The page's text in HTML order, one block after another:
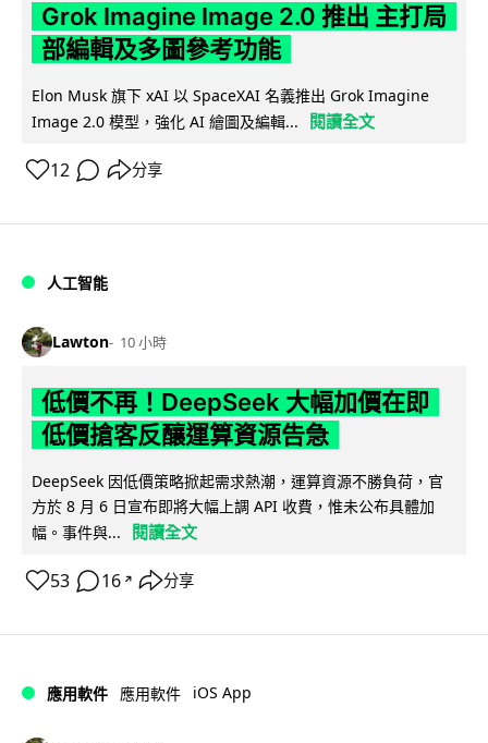
Grok Imagine Image 2.0 推出 主打局
部編輯及多圖參考功能
Elon Musk 旗下 xAI 以 SpaceXAI 名義推出 Grok Imagine
Image 2.0 模型，強化 AI 繪圖及編輯...
閱讀全文
12 分享
人工智能
Lawton 10 小時
低價不再！DeepSeek 大幅加價在即
低價搶客反釀運算資源告急
DeepSeek 因低價策略掀起需求熱潮，運算資源不勝負荷，官
方於 8 月 6 日宣布即將大幅上調 API 收費，惟未公布具體加
幅。事件與...
閱讀全文
53 16 ↗ 分享
應用軟件 應用軟件 iOS App